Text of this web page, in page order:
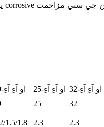
او آءِ آءِ-19 او آءِ آءِ-25
او آءِ آءِ-32
25
32
1.5/1.8 2.3 2.3